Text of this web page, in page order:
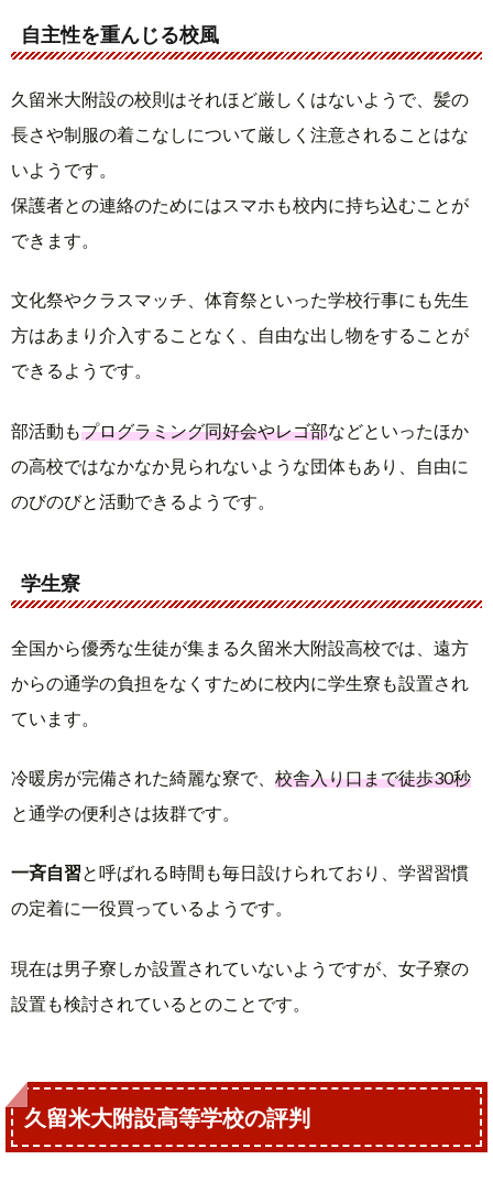
自主性を重んじる校風
久留米大附設の校則はそれほど厳しくはないようで、髪の
長さや制服の着こなしについて厳しく注意されることはな
いようです。
保護者との連絡のためにはスマホも校内に持ち込むことが
できます。
文化祭やクラスマッチ、体育祭といった学校行事にも先生
方はあまり介入することなく、自由な出し物をすることが
できるようです。
部活動もプログラミング同好会やレゴ部などといったほか
の高校ではなかなか見られないような団体もあり、自由に
のびのびと活動できるようです。
学生寮
全国から優秀な生徒が集まる久留米大附設高校では、遠方
からの通学の負担をなくすために校内に学生寮も設置され
ています。
冷暖房が完備された綺麗な寮で、 校舎入り口まで徒歩30秒
と通学の便利さは抜群です。
一斉自習と呼ばれる時間も毎日設けられており、学習習慣
の定着に一役買っているようです。
現在は男子寮しか設置されていないようですが、女子寮の
設置も検討されているとのことです。
久留米大附設高等学校の評判